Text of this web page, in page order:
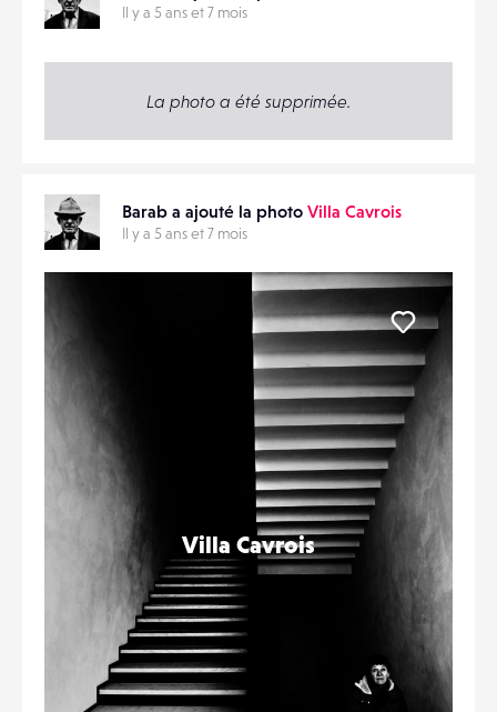
Il y a 5 ans et 7 mois
La photo a été supprimée.
Barab a ajouté la photo Villa Cavrois
Il y a 5 ans et 7 mois
Villa Cavrois